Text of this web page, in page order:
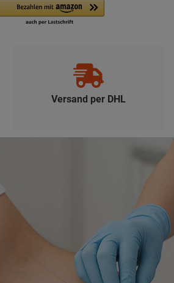
Versand per DHL